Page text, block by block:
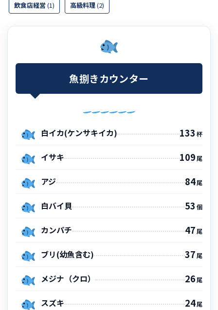
飲食店経営(1) 高級料理(2)
魚捌きカウンター
白イカ(ケンサキイカ) 133 杯
イサキ 109尾
アジ 84尾
白バイ貝 53 個
カンパチ 47尾
ブリ(幼魚含む) 37尾
メジナ（クロ） 26尾
スズキ 24尾